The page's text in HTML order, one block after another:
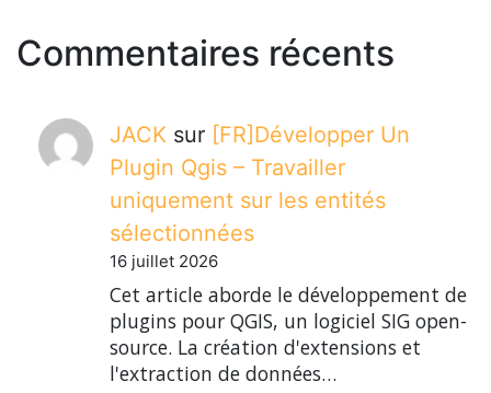
Commentaires récents
JACK sur [FR]Développer Un
Plugin Qgis – Travailler
uniquement sur les entités
sélectionnées
16 juillet 2026
Cet article aborde le développement de
plugins pour QGIS, un logiciel SIG open-
source. La création d'extensions et
l'extraction de données…